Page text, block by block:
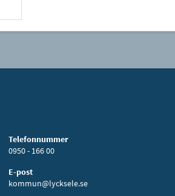
Telefonnummer
0950 - 166 00
E-post
kommun@lycksele.se